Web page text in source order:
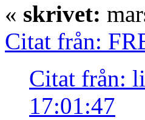
« skrivet:
Citat från:
Citat från:
17:01:47